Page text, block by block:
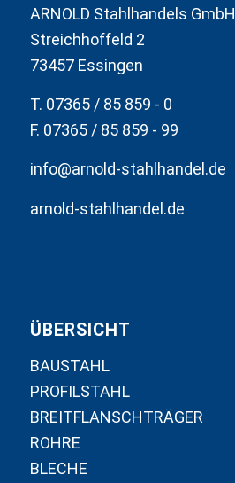
ARNOLD Stahlhandels GmbH
Streichhoffeld 2
73457 Essingen
T. 07365 / 85 859 - 0
F. 07365 / 85 859 - 99
info@arnold-stahlhandel.de
arnold-stahlhandel.de
ÜBERSICHT
BAUSTAHL
PROFILSTAHL
BREITFLANSCHTRÄGER
ROHRE
BLECHE